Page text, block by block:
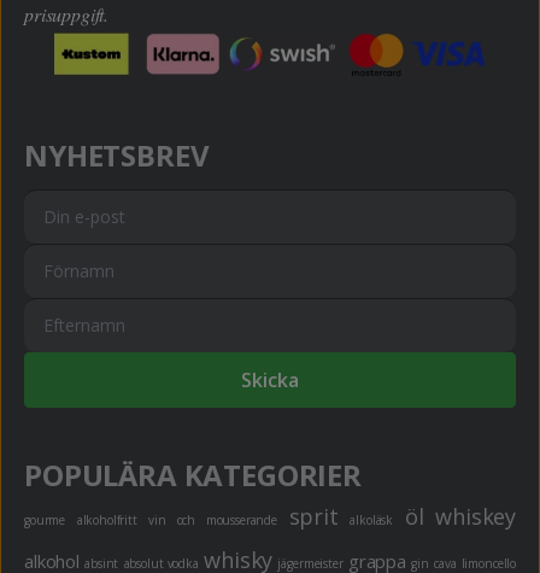
prisuppgift.
NYHETSBREV
Skicka
POPULÄRA KATEGORIER
gourme alkoholfritt vin och mousserande sprit alkoläsk öl whiskey
alkohol absint absolut vodka whisky jägermeister grappa gin cava limoncello